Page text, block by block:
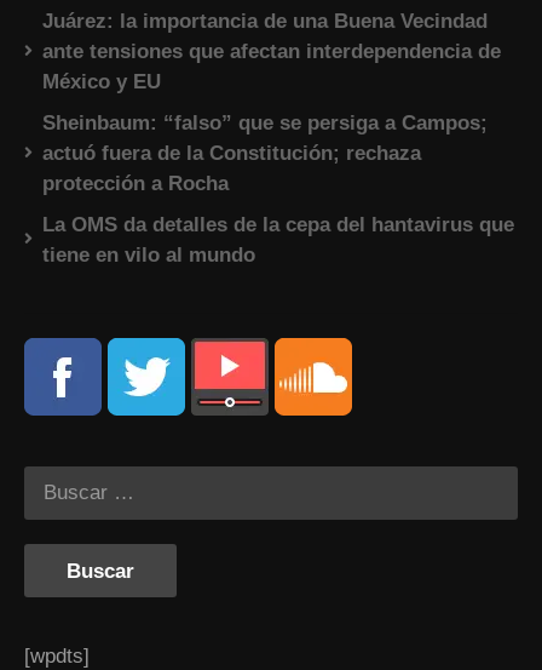
Juárez: la importancia de una Buena Vecindad
ante tensiones que afectan interdependencia de
México y EU
Sheinbaum: “falso” que se persiga a Campos;
actuó fuera de la Constitución; rechaza
protección a Rocha
La OMS da detalles de la cepa del hantavirus que
tiene en vilo al mundo
[wpdts]